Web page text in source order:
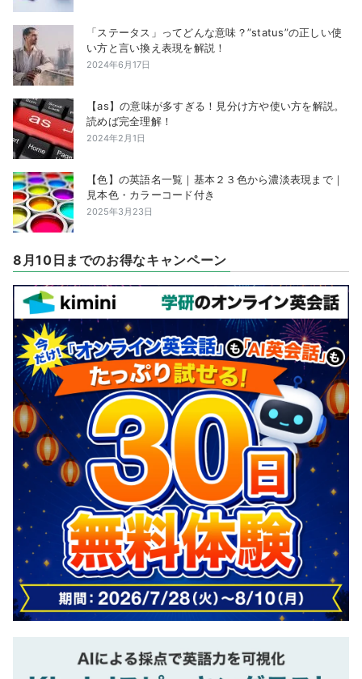
「ステータス」ってどんな意味？”status”の正しい使
い方と言い換え表現を解説！
2024年6月17日
【as】の意味が多すぎる！見分け方や使い方を解説。
読めば完全理解！
2024年2月1日
【色】の英語名一覧｜基本２３色から濃淡表現まで｜
見本色・カラーコード付き
2025年3月23日
8月10日までのお得なキャンペーン